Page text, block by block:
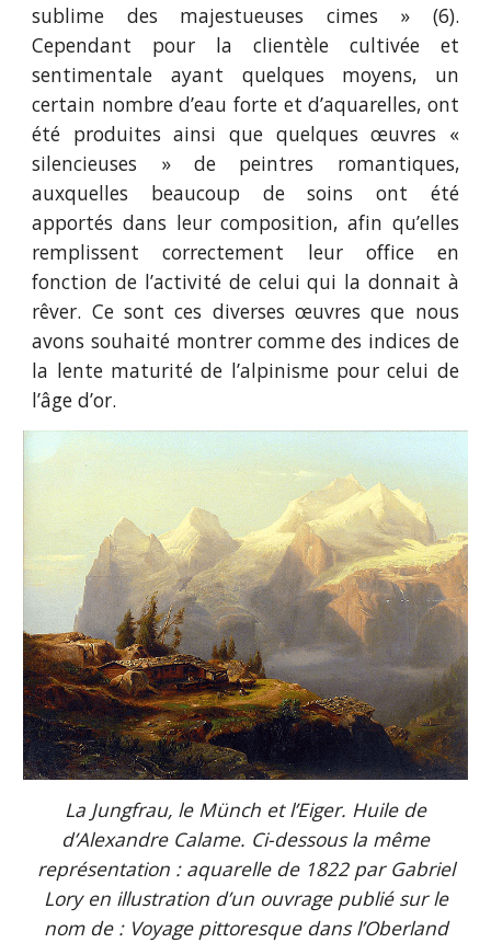
sublime des majestueuses cimes » (6).
Cependant pour la clientèle cultivée et
sentimentale ayant quelques moyens, un
certain nombre d’eau forte et d’aquarelles, ont
été produites ainsi que quelques œuvres «
silencieuses » de peintres romantiques,
auxquelles beaucoup de soins ont été
apportés dans leur composition, afin qu’elles
remplissent correctement leur office en
fonction de l’activité de celui qui la donnait à
rêver. Ce sont ces diverses œuvres que nous
avons souhaité montrer comme des indices de
la lente maturité de l’alpinisme pour celui de
l’âge d’or.
La Jungfrau, le Münch et l’Eiger. Huile de
d’Alexandre Calame. Ci-dessous la même
représentation : aquarelle de 1822 par Gabriel
Lory en illustration d’un ouvrage publié sur le
nom de : Voyage pittoresque dans l’Oberland